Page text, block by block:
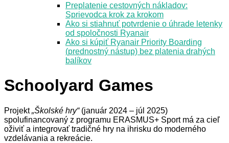
Preplatenie cestovných nákladov:
Sprievodca krok za krokom
Ako si stiahnuť potvrdenie o úhrade letenky
od spoločnosti Ryanair
Ako si kúpiť Ryanair Priority Boarding
(prednostný nástup) bez platenia drahých
balíkov
Schoolyard Games
Projekt„Školské hry“(január 2024 – júl 2025)
spolufinancovaný z programu ERASMUS+ Sport má za cieľ
oživiť a integrovať tradičné hry na ihrisku do moderného
vzdelávania a rekreácie.